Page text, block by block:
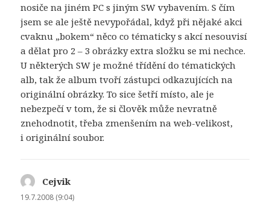
nosiče na jiném PC s jiným SW vybavením. S čím
jsem se ale ještě nevypořádal, když při nějaké akci
cvaknu „bokem“ něco co tématicky s akcí nesouvisí
a dělat pro 2 – 3 obrázky extra složku se mi nechce.
U některých SW je možné třídění do tématických
alb, tak že album tvoří zástupci odkazujících na
originální obrázky. To sice šetří místo, ale je
nebezpečí v tom, že si člověk může nevratně
znehodnotit, třeba zmenšením na web-velikost,
i originální soubor.
Cejviknapsal:
19.7.2008 (9:04)